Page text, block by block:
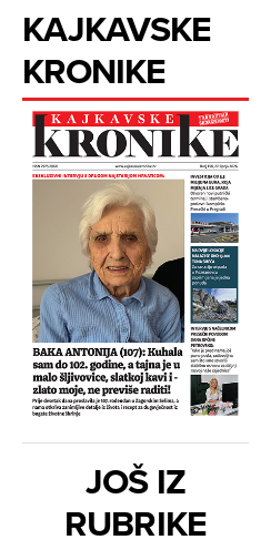
KAJKAVSKE
KRONIKE
JOŠ IZ
RUBRIKE